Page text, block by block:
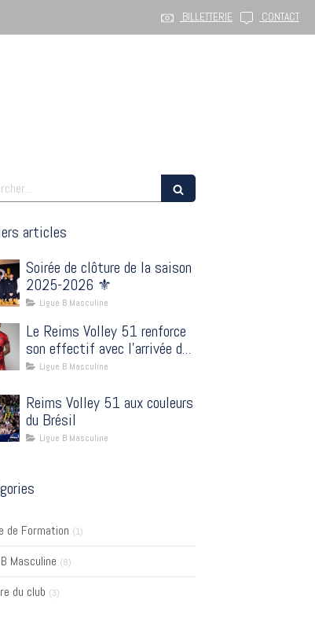
CONTACT
BILLETTERIE
articles
Soirée de clôture de la saison
2025-2026 ⚜️
Ligue B Masculine
Le Reims Volley 51 renforce
son effectif avec l’arrivée du
passeur Eliot Coulet
Ligue B Masculine
Reims Volley 51 aux couleurs
du Brésil
Ligue B Masculine
de Formation (1)
Masculine (8)
du club (3)